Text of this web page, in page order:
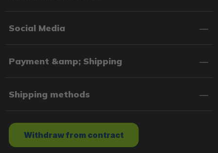
Social Media
Payment &amp; Shipping
Shipping methods
Withdraw from contract